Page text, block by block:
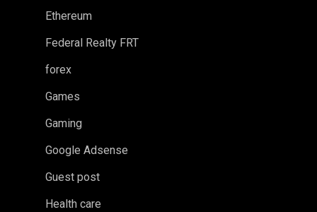
Ethereum
Federal Realty FRT
forex
Games
Gaming
Google Adsense
Guest post
Health care